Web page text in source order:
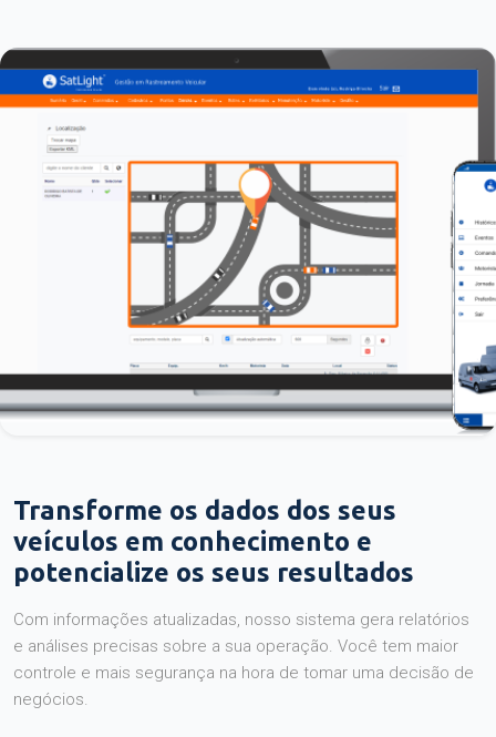
Transforme os dados dos seus
veículos em conhecimento e
potencialize os seus resultados
Com informações atualizadas, nosso sistema gera relatórios
e análises precisas sobre a sua operação. Você tem maior
controle e mais segurança na hora de tomar uma decisão de
negócios.